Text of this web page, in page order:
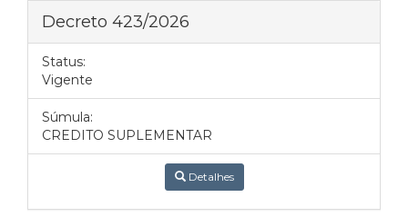
Decreto 423/2026
Status:
Vigente
Súmula:
CREDITO SUPLEMENTAR
Detalhes